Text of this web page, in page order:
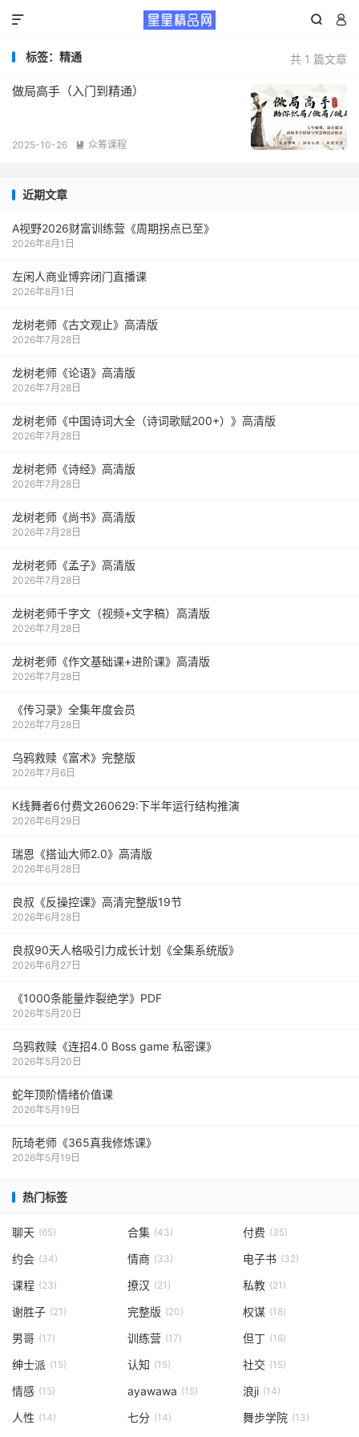
 

共 1 篇文章
标签：精通
做局高手（入门到精通）
2025-10-26  众筹课程
近期文章
A视野2026财富训练营《周期拐点已至》
2026年8月1日
左闲人商业博弈闭门直播课
2026年8月1日
龙树老师《古文观止》高清版
2026年7月28日
龙树老师《论语》高清版
2026年7月28日
龙树老师《中国诗词大全（诗词歌赋200+）》高清版
2026年7月28日
龙树老师《诗经》高清版
2026年7月28日
龙树老师《尚书》高清版
2026年7月28日
龙树老师《孟子》高清版
2026年7月28日
龙树老师千字文（视频+文字稿）高清版
2026年7月28日
龙树老师《作文基础课+进阶课》高清版
2026年7月28日
《传习录》全集年度会员
2026年7月28日
乌鸦救赎《富术》完整版
2026年7月6日
K线舞者6付费文260629:下半年运行结构推演
2026年6月29日
瑞恩《搭讪大师2.0》高清版
2026年6月28日
良叔《反操控课》高清完整版19节
2026年6月28日
良叔90天人格吸引力成长计划《全集系统版》
2026年6月27日
《1000‮能条‬‎量‮裂炸‬‎绝学》PDF
2026年5月20日
乌鸦救赎《连招4.0 Boss game 私密课》
2026年5月20日
蛇年顶阶情绪价值课
2026年5月19日
阮琦老师《365真我修炼课》
2026年5月19日
热门标签
聊天 (65) 合集 (43) 付费 (35)
约会 (34) 情商 (33) 电子书 (32)
课程 (23) 撩汉 (21) 私教 (21)
谢胜子 (21) 完整版 (20) 权谋 (18)
男哥 (17) 训练营 (17) 但丁 (16)
绅士派 (15) 认知 (15) 社交 (15)
情感 (15) ayawawa (15) 浪ji (14)
人性 (14) 七分 (14) 舞步学院 (13)